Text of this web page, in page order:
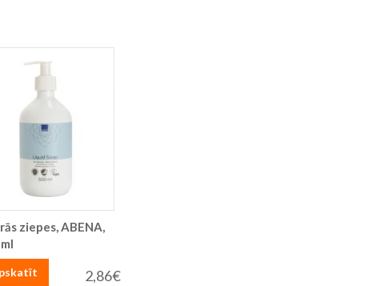
ziepes, ABENA,
2,86€